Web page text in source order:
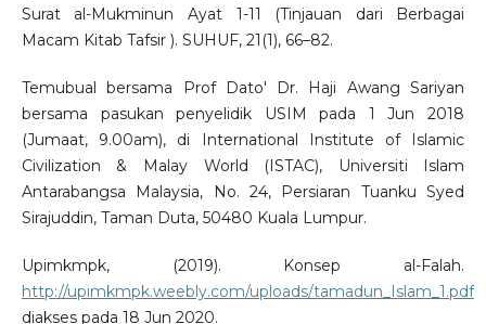
Surat al-Mukminun Ayat 1-11 (Tinjauan dari Berbagai
Macam Kitab Tafsir ). SUHUF, 21(1), 66–82.
Temubual bersama Prof Dato' Dr. Haji Awang Sariyan
bersama pasukan penyelidik USIM pada 1 Jun 2018
(Jumaat, 9.00am), di International Institute of Islamic
Civilization & Malay World (ISTAC), Universiti Islam
Antarabangsa Malaysia, No. 24, Persiaran Tuanku Syed
Sirajuddin, Taman Duta, 50480 Kuala Lumpur.
Upimkmpk, (2019). Konsep al-Falah.
http://upimkmpk.weebly.com/uploads/tamadun_Islam_1.pdf
diakses pada 18 Jun 2020.